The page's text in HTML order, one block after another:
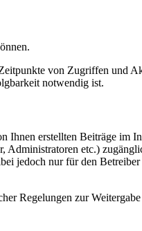
von Zugriffen und
notwendig ist.
Ihnen erstellten Beiträge im
Administratoren etc.)
jedoch nur für den
Regelungen zur